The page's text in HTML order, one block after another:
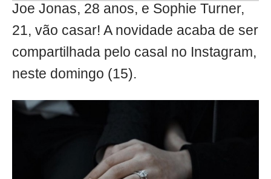
Joe Jonas, 28 anos, e Sophie Turner,
21, vão casar! A novidade acaba de ser
compartilhada pelo casal no Instagram,
neste domingo (15).